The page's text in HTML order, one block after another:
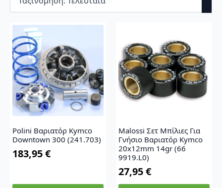
Polini Βαριατόρ Kymco
Downtown 300 (241.703)
183,95€
Malossi Σετ Μπίλιες Για
Γνήσιο Βαριατόρ Kymco
20x12mm 14gr (66
9919.L0)
27,95€